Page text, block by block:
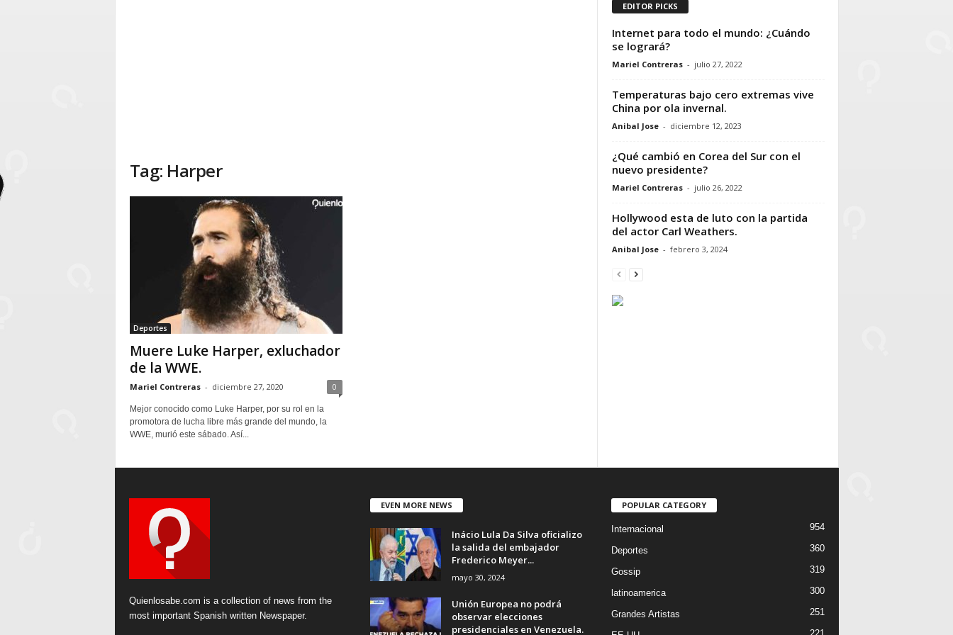
Tag: Harper
Deportes
Muere Luke Harper, exluchador
de la WWE.
Mariel Contreras - diciembre 27, 2020 0
Mejor conocido como Luke Harper, por su rol en la
promotora de lucha libre más grande del mundo, la
WWE, murió este sábado. Así...
EDITOR PICKS
Internet para todo el mundo: ¿Cuándo
se logrará?
Mariel Contreras - julio 27, 2022
Temperaturas bajo cero extremas vive
China por ola invernal.
Anibal Jose - diciembre 12, 2023
¿Qué cambió en Corea del Sur con el
nuevo presidente?
Mariel Contreras - julio 26, 2022
Hollywood esta de luto con la partida
del actor Carl Weathers.
Anibal Jose - febrero 3, 2024
Quienlosabe.com is a collection of news from the
most important Spanish written Newspaper.
EVEN MORE NEWS
Inácio Lula Da Silva oficializo
la salida del embajador
Frederico Meyer...
mayo 30, 2024
Unión Europea no podrá
observar elecciones
presidenciales en Venezuela.
POPULAR CATEGORY
Internacional 954
Deportes 360
Gossip 319
latinoamerica 300
Grandes Artistas 251